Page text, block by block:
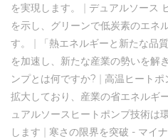
を実現します。
| デュアルソース
を示し、グリーンで低炭素のエネ
す。
|
「熱エネルギーと新たな品
を加速し、新たな産業の勢いを解
ンプとは何ですか? | 高温ヒートポ
拡大しており、産業の省エネルギ
ュアルソースヒートポンプ技術は
します | 寒さの限界を突破 - マイ